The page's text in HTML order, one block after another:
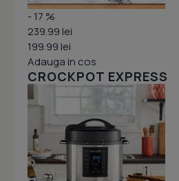
- 17 %
239.99 lei
199.99 lei
Adauga in cos
CROCKPOT EXPRESS